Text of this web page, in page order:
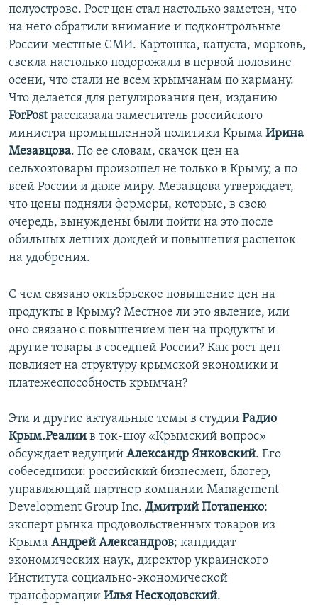
полуострове. Рост цен стал настолько заметен, что
на него обратили внимание и подконтрольные
России местные СМИ. Картошка, капуста, морковь,
свекла настолько подорожали в первой половине
осени, что стали не всем крымчанам по карману.
Что делается для регулирования цен, изданию
ForPostрассказала заместитель российского
министра промышленной политики Крыма Ирина
Мезавцова. По ее словам, скачок цен на
сельхозтовары произошел не только в Крыму, а по
всей России и даже миру. Мезавцова утверждает,
что цены подняли фермеры, которые, в свою
очередь, вынуждены были пойти на это после
обильных летних дождей и повышения расценок
на удобрения.
С чем связано октябрьское повышение цен на
продукты в Крыму? Местное ли это явление, или
оно связано с повышением цен на продукты и
другие товары в соседней России? Как рост цен
повлияет на структуру крымской экономики и
платежеспособность крымчан?
Эти и другие актуальные темы в студии Радио
Крым.Реалии в ток-шоу «Крымский вопрос»
обсуждает ведущий Александр Янковский. Его
собеседники: российский бизнесмен, блогер,
управляющий партнер компании Management
Development Group Inc. Дмитрий Потапенко;
эксперт рынка продовольственных товаров из
Крыма Андрей Александров; кандидат
экономических наук, директор украинского
Института социально-экономической
трансформации Илья Несходовский.